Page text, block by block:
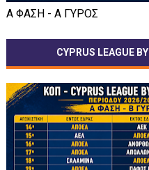
Α ΦΑΣΗ - Α ΓΥΡΟΣ
CYPRUS LEAGUE